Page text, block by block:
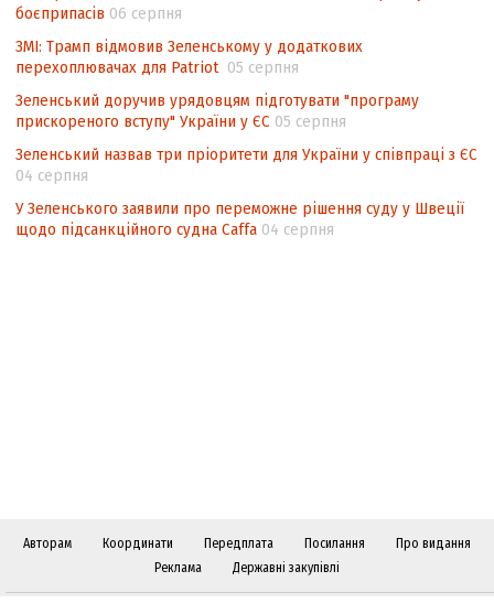
боєприпасів 06 серпня
ЗМІ: Трамп відмовив Зеленському у додаткових
перехоплювачах для Patriot 05 серпня
Зеленський доручив урядовцям підготувати "програму
прискореного вступу" України у ЄС 05 серпня
Зеленський назвав три пріоритети для України у співпраці з ЄС
04 серпня
У Зеленського заявили про переможне рішення суду у Швеції
щодо підсанкційного судна Caffa 04 серпня
Авторам Координати Передплата Посилання
Про видання
Реклама
Державні закупівлі